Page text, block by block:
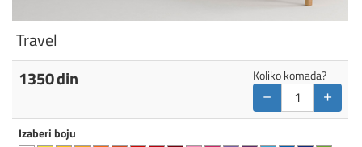
Travel
1350din Koliko komada?
− +
Izaberi boju